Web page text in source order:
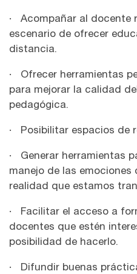
· Acompañar al docente
escenario de ofrecer
distancia.
· Ofrecer herramientas
para mejorar la calidad
pedagógica.
· Posibilitar espacios de
· Generar herramientas
manejo de las emociones
realidad que estamos
· Facilitar el acceso a
docentes que estén
posibilidad de hacerlo.
· Difundir buenas